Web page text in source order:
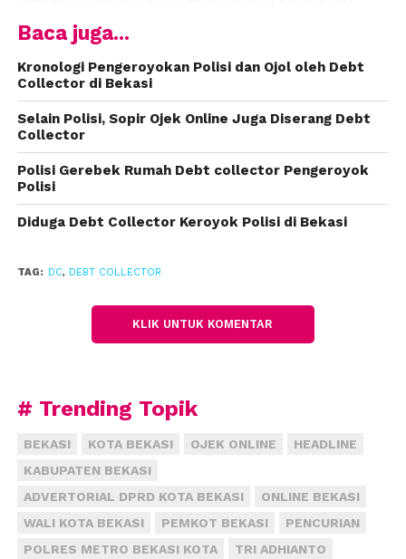
yang berujung mobil itu dibawa oleh kelima
penagih utang.
“Disertai dengan intimidasi dan mendorong korban.
Karena korban ketakutan, terpaksa menandatangani
BSTK (Berita Serah Terima Kendaraan) yang disuruh
oleh pihak pelaku,” ujar Binsar.
Kini polisi sudah menangamankan sebanyak lima
penagih utang ity. Mereka berinisial YA, GEL, MA, M,
Reporter: Fahmi
Editor : dpr
Baca juga...
Kronologi Pengeroyokan Polisi dan Ojol oleh Debt
Collector di Bekasi
Selain Polisi, Sopir Ojek Online Juga Diserang Debt
Collector
Polisi Gerebek Rumah Debt collector Pengeroyok
Polisi
Diduga Debt Collector Keroyok Polisi di Bekasi
TAG: DC, DEBT COLLECTOR
KLIK UNTUK KOMENTAR
# Trending Topik
BEKASI KOTA BEKASI OJEK ONLINE
HEADLINE
KABUPATEN BEKASI
ADVERTORIAL DPRD KOTA BEKASI
ONLINE BEKASI
WALI KOTA BEKASI
PEMKOT BEKASI
PENCURIAN
POLRES METRO BEKASI KOTA
TRI ADHIANTO